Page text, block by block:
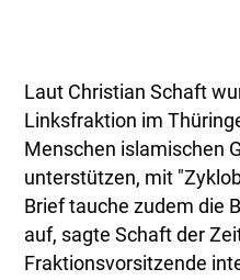
Laut Christian Schaft
Linksfraktion im
Menschen islamischen
unterstützen, mit
Brief tauche zudem die
auf, sagte Schaft der
Fraktionsvorsitzende